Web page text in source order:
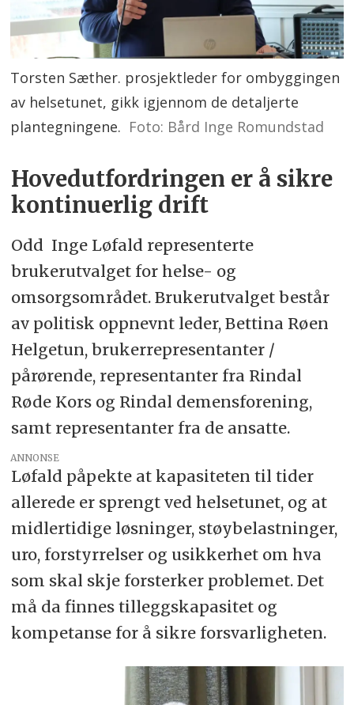
Torsten Sæther. prosjektleder for ombyggingen
av helsetunet, gikk igjennom de detaljerte
plantegningene. Foto: Bård Inge Romundstad
Hovedutfordringen er å sikre
kontinuerlig drift
Odd Inge Løfald representerte
brukerutvalget for helse- og
omsorgsområdet. Brukerutvalget består
av politisk oppnevnt leder, Bettina Røen
Helgetun, brukerrepresentanter /
pårørende, representanter fra Rindal
Røde Kors og Rindal demensforening,
samt representanter fra de ansatte.
ANNONSE
Løfald påpekte at kapasiteten til tider
allerede er sprengt ved helsetunet, og at
midlertidige løsninger, støybelastninger,
uro, forstyrrelser og usikkerhet om hva
som skal skje forsterker problemet. Det
må da finnes tilleggskapasitet og
kompetanse for å sikre forsvarligheten.